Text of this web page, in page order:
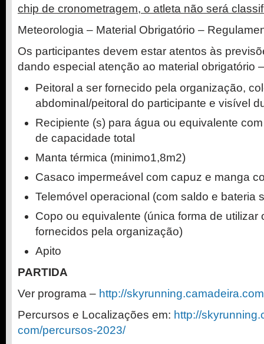
chip de cronometragem, o atleta não será
Meteorologia – Material Obrigatório –
Os participantes devem estar atentos às
dando especial atenção ao material obrigatório
Peitoral a ser fornecido pela organização,
abdominal/peitoral do participante e visível
Recipiente (s) para água ou equivalente
de capacidade total
Manta térmica (minimo1,8m2)
Casaco impermeável com capuz e manga
Telemóvel operacional (com saldo e bateria
Copo ou equivalente (única forma de utilizar
fornecidos pela organização)
Apito
PARTIDA
Ver programa – http://skyrunning.camadeira.
Percursos e Localizações em: http://
com/percursos-2023/